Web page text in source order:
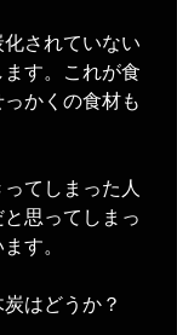
されていない
す。これが食
かくの食材も
てしまった人
思ってしまっ
す。
はどうか？